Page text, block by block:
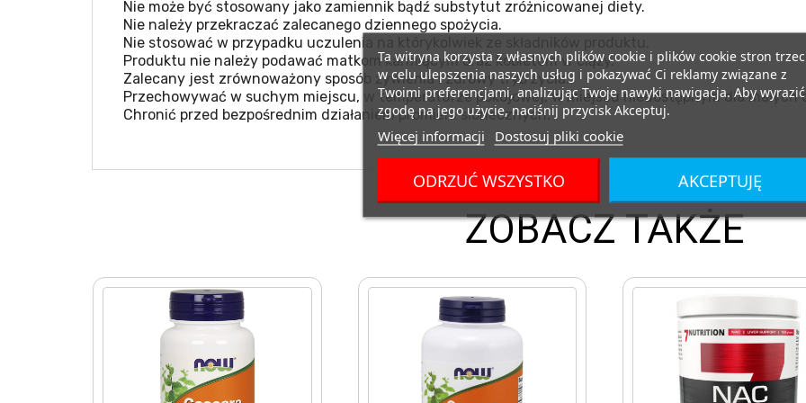
Nie może być stosowany jako zamiennik bądź substytut zróżnicowanej diety.
Nie należy przekraczać zalecanego dziennego spożycia.
Nie stosować w przypadku uczulenia na którykolwiek ze składników produktu.
Produktu nie należy podawać matkom karmiącym oraz kobietom w ciąży.
Zalecany jest zrównoważony sposób żywienia i zdrowy tryb życia.
Przechowywać w suchym miejscu, w temperaturze pokojowej, w miejscu niedostępnym dla małych
Chronić przed bezpośrednim działaniem promieni słonecznych.
ZOBACZ TAKŻE
Ta witryna korzysta z własnych plików cookie i plików cookie stron
w celu ulepszenia naszych usług i pokazywać Ci reklamy związane z
Twoimi preferencjami, analizując Twoje nawyki nawigacja. Aby wyrazić
zgodę na jego użycie, naciśnij przycisk Akceptuj.
Więcej informacji Dostosuj pliki cookie
ODRZUĆ WSZYSTKO AKCEPTUJĘ